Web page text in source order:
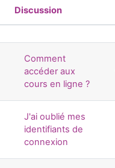
Statut
Discussion
Comment
accéder aux
cours en ligne ?
J'ai oublié mes
identifiants de
connexion